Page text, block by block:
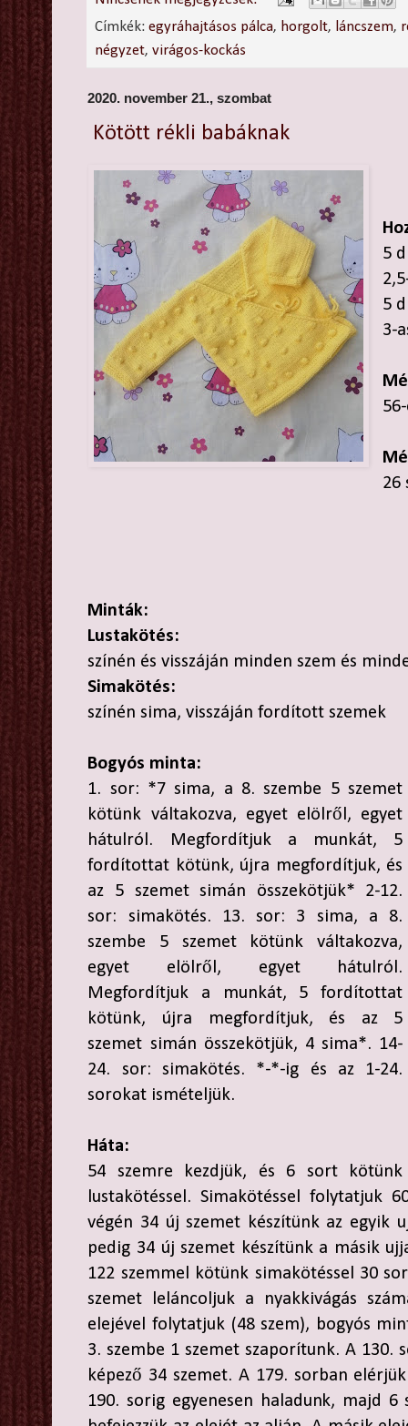
Címkék:egyráhajtásos pálca, horgolt, láncszem,
négyzet,virágos-kockás
2020. november 21., szombat
Kötött rékli babáknak
5
5
3-
26
Minták:
Lustakötés:
színén és visszáján minden szem és
Simakötés:
színén sima, visszáján fordított szemek
Bogyós minta:
1. sor: *7 sima, a 8. szembe 5 szemet
kötünk váltakozva, egyet elölről, egyet
hátulról. Megfordítjuk a munkát, 5
fordítottat kötünk, újra megfordítjuk, és
az 5 szemet simán összekötjük* 2-12.
sor: simakötés. 13. sor: 3 sima, a 8.
szembe 5 szemet kötünk váltakozva,
egyet elölről, egyet hátulról.
Megfordítjuk a munkát, 5 fordítottat
kötünk, újra megfordítjuk, és az 5
szemet simán összekötjük, 4 sima*. 14-
24. sor: simakötés. *-*-ig és az 1-24.
sorokat ismételjük.
Háta:
54 szemre kezdjük, és 6 sort kötünk
lustakötéssel. Simakötéssel folytatjuk
végén 34 új szemet készítünk az egyik
pedig 34 új szemet készítünk a másik
122 szemmel kötünk simakötéssel 30
szemet leláncoljuk a nyakkivágás
elejével folytatjuk (48 szem), bogyós
3. szembe 1 szemet szaporítunk. A 130.
képező 34 szemet. A 179. sorban
190. sorig egyenesen haladunk, majd